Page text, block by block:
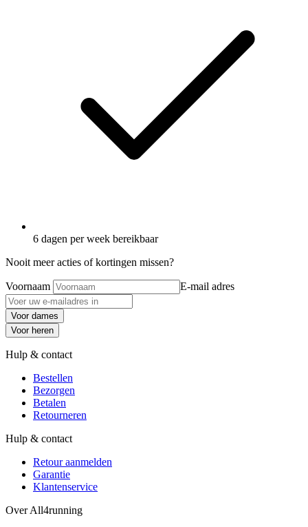
6 dagen per week bereikbaar
Nooit meer acties of kortingen missen?
Voornaam E-mail adres
Voor dames
Voor heren
Hulp & contact
Bestellen
Bezorgen
Betalen
Retourneren
Hulp & contact
Retour aanmelden
Garantie
Klantenservice
Over All4running